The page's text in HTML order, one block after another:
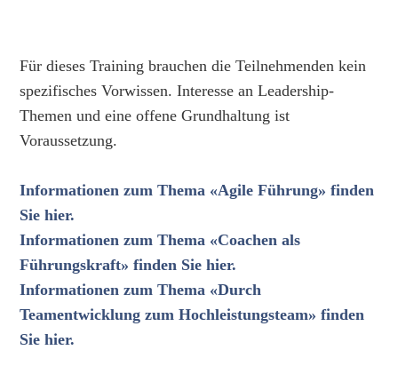
Für dieses Training brauchen die Teilnehmenden kein
spezifisches Vorwissen. Interesse an Leadership-
Themen und eine offene Grundhaltung ist
Voraussetzung.
Informationen zum Thema «Agile Führung» finden
Sie hier.
Informationen zum Thema «Coachen als
Führungskraft» finden Sie hier.
Informationen zum Thema «Durch
Teamentwicklung zum Hochleistungsteam» finden
Sie hier.